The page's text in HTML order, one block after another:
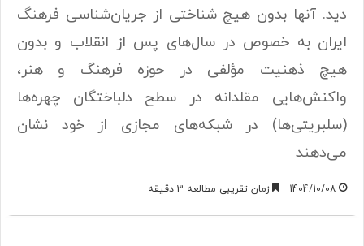
دید. آنها بدون هیچ شناختی از جریان‌شناسی فرهنگ
ایران به خصوص در سال‌های پس از انقلاب و بدون
هیچ ذهنیت مؤلفی در حوزه فرهنگ و هنر،
واکنش‌هایی مقلدانه در سطح ‌دلباختگان چهره‌ها
(سلبریتی‌ها) در شبکه‌های مجازی از خود نشان
می‌دهند
1404/10/08 زمان تقریبی مطالعه 3 دقیقه